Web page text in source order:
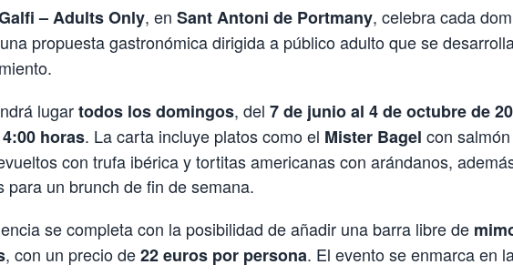
– Adults Only, en Sant Antoni de Portmany, celebra cada
propuesta gastronómica dirigida a público adulto que se
lugartodos los domingos, del 7 de junio al 4 de octubre de
horas. La carta incluye platos como el Mister Bagel con
con trufa ibérica y tortitas americanas con arándanos,
para un brunch de fin de semana.
se completa con la posibilidad de añadir una barra libre de
, con un precio de22 euros por persona. El evento se enmarca en